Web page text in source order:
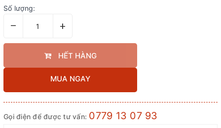
Số lượng:
– +
HẾT HÀNG
MUA NGAY
Gọi điện để được tư vấn: 0779 13 07 93